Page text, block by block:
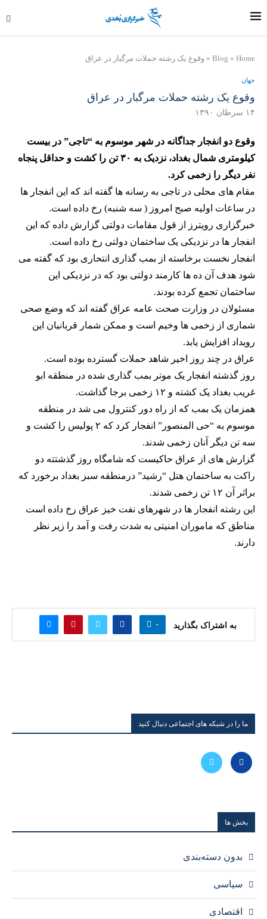
Home
»
Blog
» وقوع یک رشته حملات مرگبار در عراق
جهان
وقوع یک رشته حملات مرگبار در عراق
۱۴ سرطان ۱۳۹۰
وقوع دو انفجار جداگانه در شهر موسوم به “تاجی” در بیست
کیلومتری شمال بغداد، نزدیک به ۳۰ تن را کشت و حداقل پنجاه
نفر دیگر را زخمی کرد.
مقام های محلی در تاجی به رسانه ها گفته اند که این انفجار ها
در ساعات اولیه صبح امروز ( سه شنبه) رخ داده است.
خبرگزاری رویترز از قول مقامات دولتی گزارش داده که این
انفجار ها در نزدیکی یک ساختمان دولتی رخ داده است.
انفجار نخست برخاسته از بمب گذاری انتحاری بود که گفته می
شود هدف آن ده ها کارمند دولتی بود که در نزدیکی این
ساختمان تجمع کرده بودند.
مسئولان در وزارت صحت عامه عراق گفته اند که وضع صحی
شماری از زخمی ها وخیم است و ممکن شمار قربانیان این
رویداد افزایش یابد.
عراق در چند روز اخیر شاهد حملات گسترده بوده است.
روز گذشته انفجار یک موتر بمب گذاری شده در منطقه ابو
غریب بغداد یک کشته و ۱۲ زخمی برجا گذاشت.
همزمان یک بمب که از راه دور کنترول می شد در منطقه
موسوم به “حی المنصور” انفجار کرد که ۲ پولیس را کشت و
سه تن دیگر آنان زخمی شدند.
گزارش های از عراق حاکیست که شامگاه روز گذشتته دو
راکت به ساختمان هتل “رشید” درمنطقه سبز بغداد برخورد که
براثر آن ۱۲ تن زخمی شدند.
این رشته انفجار ها در شهرهای نفت خیز عراق رخ داده است
مناطق که ماموران امنیتی به شدت رفت و آمد را زیر نظر
دارند.
به اشتراک بگذارید ۰
ما را در شبکه های اجتماعی دنبال کنید
بخش ها
بدون دسته‌بندی
سیاسی
اقتصادی